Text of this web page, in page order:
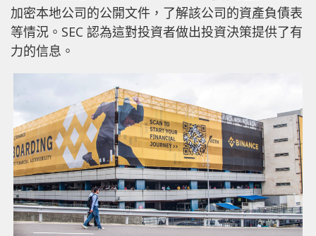
加密本地公司的公開文件，了解該公司的資產負債表
等情況。SEC 認為這對投資者做出投資決策提供了有
力的信息。